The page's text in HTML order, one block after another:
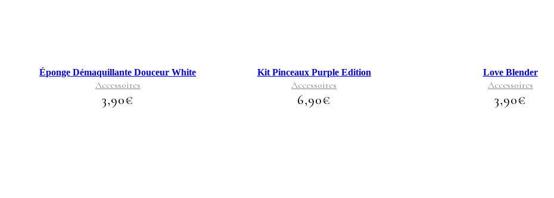
Éponge Démaquillante Douceur White
Accessoires
3,90€
Kit Pinceaux Purple Edition
Accessoires
6,90€
la
page
produit
Love Blender
Accessoires
3,90€